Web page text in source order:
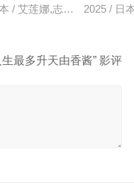
博,野上祐二
/ 艾莲娜,志美健2025 / 日
生最多升天由香酱” 影评